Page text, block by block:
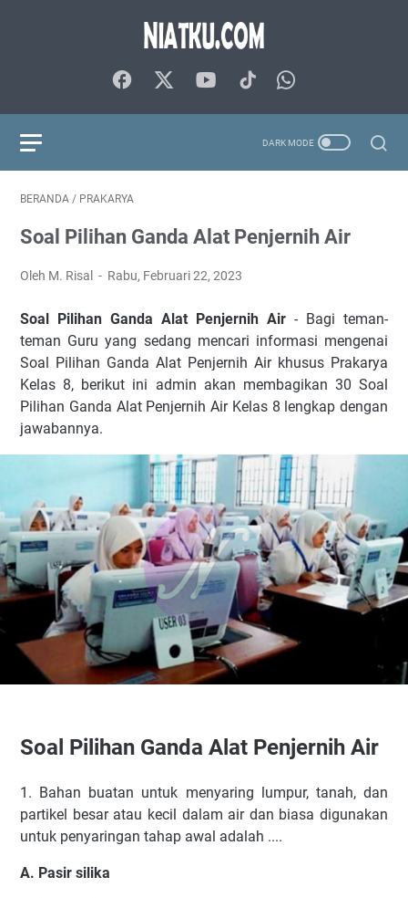
BERANDA / PRAKARYA
Soal Pilihan Ganda Alat Penjernih Air
Oleh M. Risal Rabu, Februari 22, 2023
Soal Pilihan Ganda Alat Penjernih Air - Bagi teman-
teman Guru yang sedang mencari informasi mengenai
Soal Pilihan Ganda Alat Penjernih Air khusus Prakarya
Kelas 8, berikut ini admin akan membagikan 30 Soal
Pilihan Ganda Alat Penjernih Air Kelas 8 lengkap dengan
jawabannya.
Soal Pilihan Ganda Alat Penjernih Air
1. Bahan buatan untuk menyaring lumpur, tanah, dan
partikel besar atau kecil dalam air dan biasa digunakan
untuk penyaringan tahap awal adalah ....
A. Pasir silika